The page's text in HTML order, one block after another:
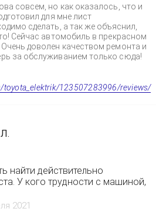
совсем, но как оказалось, что и
для мне лист
сделать, а так же объяснил,
Сейчас автомобиль в прекрасном
доволен качеством ремонта и
за обслуживанием только сюда!
toyota_elektrik/123507283996/reviews/
найти действительно
У кого трудности с машиной,
2021